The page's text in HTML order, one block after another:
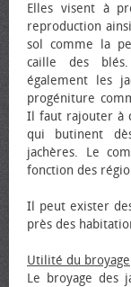
Elles visent à
reproduction
sol comme la
caille des
également les
progéniture
Il faut rajouter à
qui butinent
jachères. Le
fonction des
Il peut exister
près des
Utilité du broyage
Le broyage des